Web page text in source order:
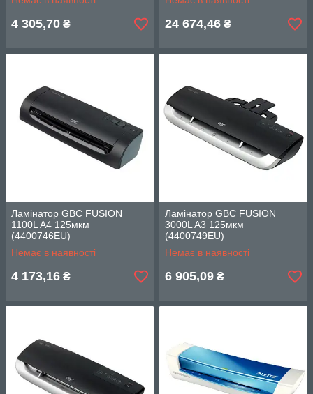
4 305,70 ₴ 24 674,46 ₴
Ламінатор GBC FUSION
1100L A4 125мкм
(4400746EU)
Немає в наявності
4 173,16 ₴
Ламінатор GBC FUSION
3000L A3 125мкм
(4400749EU)
Немає в наявності
6 905,09 ₴